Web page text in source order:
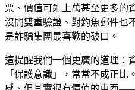
票、價值可能上萬甚至更多
沒開雙重驗證、對釣魚郵件也
是詐騙集團最喜歡的破口。
這提醒我們一個更廣的道理：
「保護意識」，常常不成正